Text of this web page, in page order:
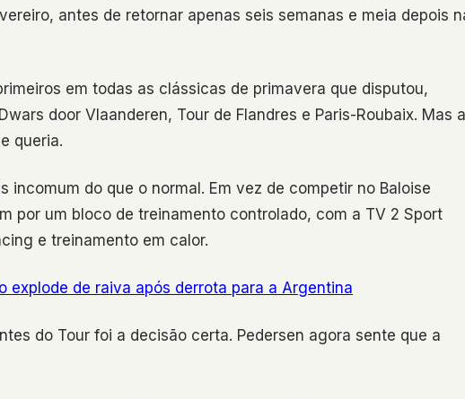
antes de retornar apenas seis semanas e meia depois
em todas as clássicas de primavera que disputou,
door Vlaanderen, Tour de Flandres e Paris-Roubaix. Mas a
queria.
incomum do que o normal. Em vez de competir no Baloise
por um bloco de treinamento controlado, com a TV 2 Sport
e treinamento em calor.
explode de raiva após derrota para a Argentina
do Tour foi a decisão certa. Pedersen agora sente que a